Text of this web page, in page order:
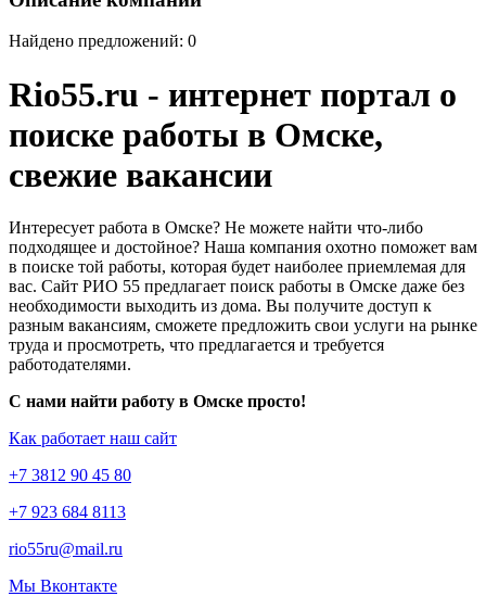
Найдено предложений: 0
Rio55.ru - интернет портал о
поиске работы в Омске,
свежие вакансии
Интересует работа в Омске? Не можете найти что-либо
подходящее и достойное? Наша компания охотно поможет вам
в поиске той работы, которая будет наиболее приемлемая для
вас. Сайт РИО 55 предлагает поиск работы в Омске даже без
необходимости выходить из дома. Вы получите доступ к
разным вакансиям, сможете предложить свои услуги на рынке
труда и просмотреть, что предлагается и требуется
работодателями.
С нами найти работу в Омске просто!
Как работает наш сайт
+7 3812 90 45 80
+7 923 684 8113
rio55ru@mail.ru
Мы Вконтакте